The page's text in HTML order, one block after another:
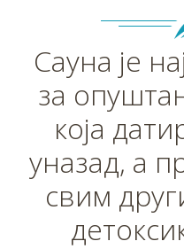
Сауна је
за
која
уназад, а
свим